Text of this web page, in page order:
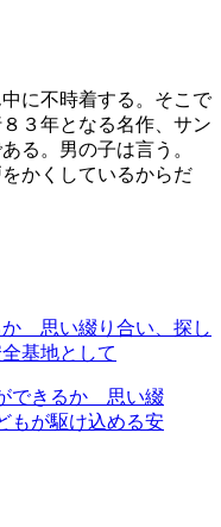
に不時着する。そこで
３年となる名作、サン
る。男の子は言う。
かくしているからだ
か 思い綴り合い、探し
基地として